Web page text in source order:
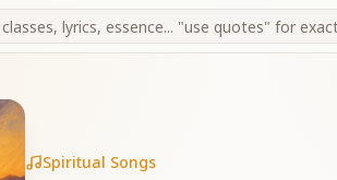
Spiritual Songs